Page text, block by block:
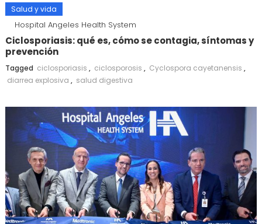
Salud y vida
Hospital Angeles Health System
Ciclosporiasis: qué es, cómo se contagia, síntomas y
prevención
Tagged ciclosporiasis , ciclosporosis , Cyclospora cayetanensis ,
diarrea explosiva , salud digestiva